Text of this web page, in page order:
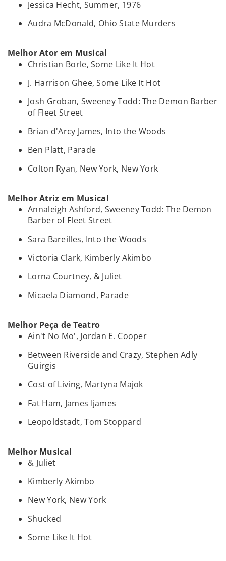
Jessica Hecht, Summer, 1976
Audra McDonald, Ohio State Murders
Melhor Ator em Musical
Christian Borle, Some Like It Hot
J. Harrison Ghee, Some Like It Hot
Josh Groban, Sweeney Todd: The Demon Barber
of Fleet Street
Brian d'Arcy James, Into the Woods
Ben Platt, Parade
Colton Ryan, New York, New York
Melhor Atriz em Musical
Annaleigh Ashford, Sweeney Todd: The Demon
Barber of Fleet Street
Sara Bareilles, Into the Woods
Victoria Clark, Kimberly Akimbo
Lorna Courtney, & Juliet
Micaela Diamond, Parade
Melhor Peça de Teatro
Ain't No Mo', Jordan E. Cooper
Between Riverside and Crazy, Stephen Adly
Guirgis
Cost of Living, Martyna Majok
Fat Ham, James Ijames
Leopoldstadt, Tom Stoppard
Melhor Musical
& Juliet
Kimberly Akimbo
New York, New York
Shucked
Some Like It Hot